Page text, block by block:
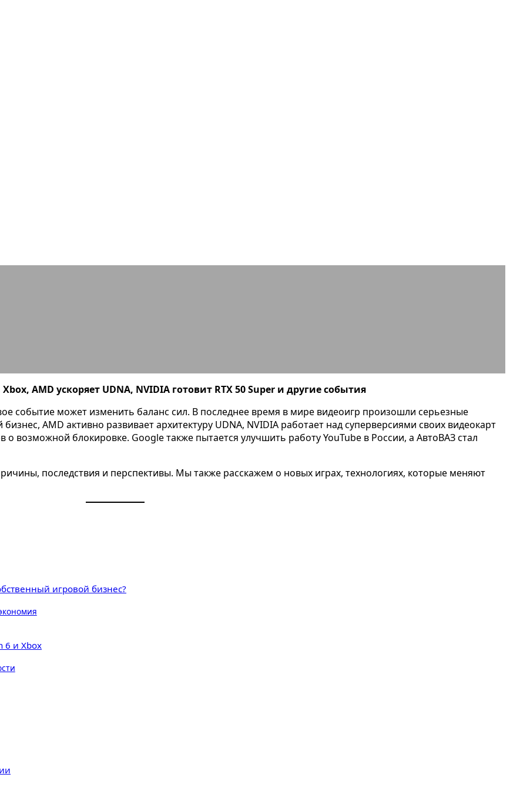
AMD ускоряет UDNA, NVIDIA готовит RTX 50 Super и другие события
событие может изменить баланс сил. В последнее время в мире видеоигр произошли серьезные
AMD активно развивает архитектуру UDNA, NVIDIA работает над суперверсиями своих видеокарт
о возможной блокировке. Google также пытается улучшить работу YouTube в России, а АвтоВАЗ стал
последствия и перспективы. Мы также расскажем о новых играх, технологиях, которые меняют
игровой бизнес?
6 и Xbox